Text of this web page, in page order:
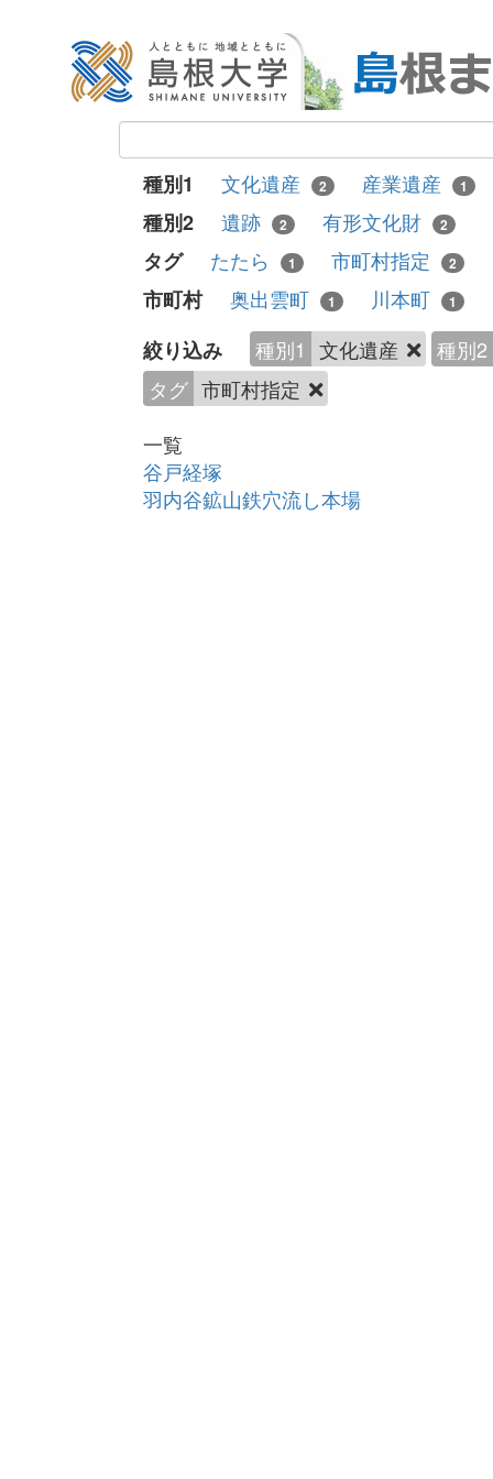
種別1 文化遺産 2 産業遺産 1
種別2 遺跡 2 有形文化財 2
タグ たたら 1 市町村指定 2
市町村
奥出雲町 1 川本町 1
絞り込み 種別1 文化遺産
種別2
タグ 市町村指定
一覧
谷戸経塚
羽内谷鉱山鉄穴流し本場